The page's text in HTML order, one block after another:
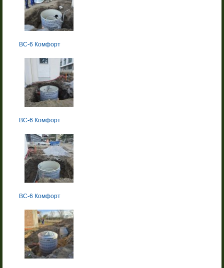
BC-6 Комфорт
BC-6 Комфорт
BC-6 Комфорт